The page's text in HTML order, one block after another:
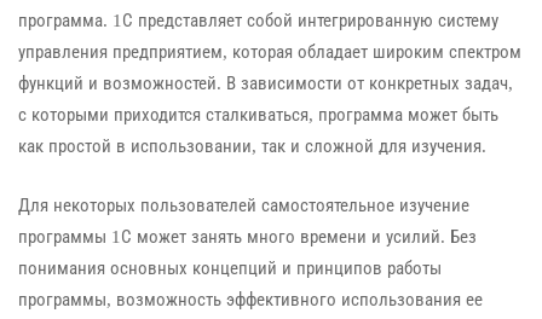
программа. 1С представляет собой интегрированную систему
управления предприятием, которая обладает широким спектром
функций и возможностей. В зависимости от конкретных задач,
с которыми приходится сталкиваться, программа может быть
как простой в использовании, так и сложной для изучения.
Для некоторых пользователей самостоятельное изучение
программы 1С может занять много времени и усилий. Без
понимания основных концепций и принципов работы
программы, возможность эффективного использования ее